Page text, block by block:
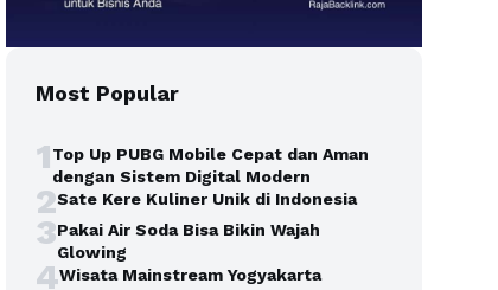
Most Popular
1Top Up PUBG Mobile Cepat dan Aman
dengan Sistem Digital Modern
2Sate Kere Kuliner Unik di Indonesia
3Pakai Air Soda Bisa Bikin Wajah
Glowing
4Wisata Mainstream Yogyakarta